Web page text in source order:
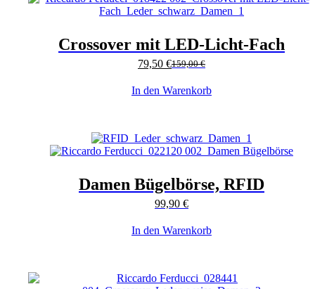
Crossover mit LED-Licht-Fach
159,00€
79,50 €
In den Warenkorb
Damen Bügelbörse, RFID
99,90 €
In den Warenkorb